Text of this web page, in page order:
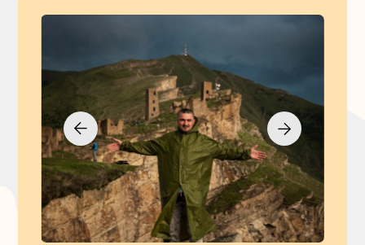
— По просьбе наших туристов, которые
проживали на этой базе — мы добавили
один свободный день.
База находится на высокогорье, откуда
открываются сумасшедшие виды
на Горный Дагестан, утроим пикник с
видом на горы 4-х тысячники. Устроим
атмосферный фотосет.
А кому захочется активностей —
отправимся на прогулку на лощадях или
квадроциклах.
—13:00Обед
—18:00Ужин